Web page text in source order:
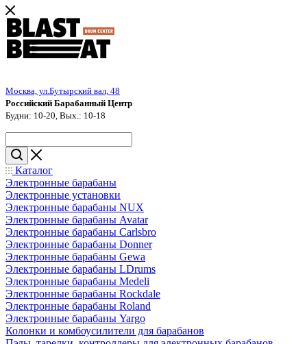
Москва, ул.Бутырский вал, 48
Российский Барабанный Центр
Будни: 10-20, Вых.: 10-18
Каталог
Электронные барабаны
Электронные установки
Электронные барабаны NUX
Электронные барабаны Avatar
Электронные барабаны Carlsbro
Электронные барабаны Donner
Электронные барабаны Gewa
Электронные барабаны LDrums
Электронные барабаны Medeli
Электронные барабаны Rockdale
Электронные барабаны Roland
Электронные барабаны Yargo
Колонки и комбоусилители для барабанов